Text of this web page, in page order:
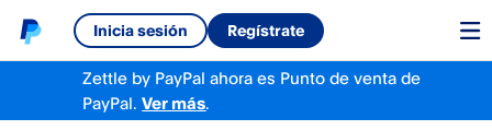
Inicia sesión Regístrate
Zettle by PayPal ahora es Punto de venta de
PayPal.Ver más.